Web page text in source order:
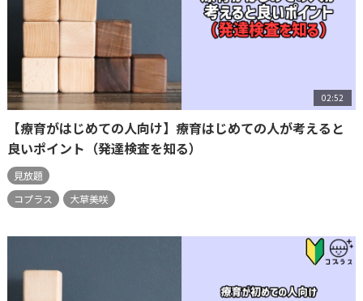
02:52
【療育がはじめての人向け】療育はじめての人が考えると
良いポイント（発達検査を知る）
見放題
コプラス
大草美咲